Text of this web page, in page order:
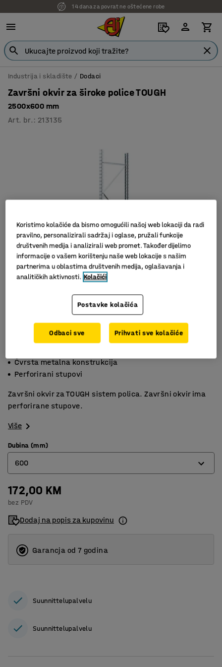
14 dana za povrat ne oštećene robe
Industrija i skladište Dodaci
Završni okvir za široke police TOUGH
2500x600 mm
Art. br. : 213135
Slični proizvodi
Čvrsta metalna konstrukcija
Perforirani stupovi
Završni okvir za TOUGH sistem polica. Završni okvir ima
perforirane stupove.
Više
Dubina (mm)
600
600
1000
172,00 KM
bez PDV
Dodaj na popis za kupovinu
Garancja od 7 godina
Suunnittelupalvelu
Suunnittelupalvelu
Koristimo kolačiće da bismo omogućili našoj web lokaciji da radi
pravilno, personalizirali sadržaj i oglase, pružali funkcije
društvenih medija i analizirali web promet. Također dijelimo
informacije o vašem korištenju naše web lokacije s našim
partnerima u oblastima društvenih medija, oglašavanja i
analitičkih aktivnosti. Kolačići
Postavke kolačića
Odbaci sve Prihvati sve kolačiće